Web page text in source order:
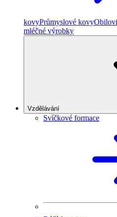
kovyPrůmyslové kovy
mléčné výrobky
Vzdělávání
Svíčkové formace